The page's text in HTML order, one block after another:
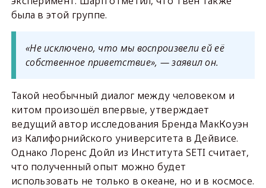
была в этой группе.
«Не исключено, что мы воспроизвели ей её
собственное приветствие», — заявил он.
Такой необычный диалог между человеком и
китом произошёл впервые, утверждает
ведущий автор исследования Бренда МакКоуэн
из Калифорнийского университета в Дейвисе.
Однако Лоренс Дойл из Института SETI считает,
что полученный опыт можно будет
использовать не только в океане, но и в космосе.